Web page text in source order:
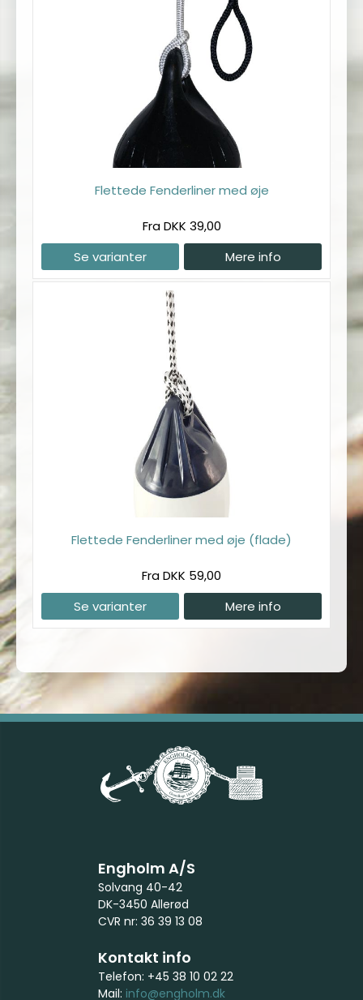
Flettede Fenderliner med øje
Fra DKK 39,00
Se varianter
Mere info
Flettede Fenderliner med øje (flade)
Fra DKK 59,00
Se varianter
Mere info
Engholm A/S
Solvang 40-42
DK-3450 Allerød
CVR nr: 36 39 13 08
Kontakt info
Telefon: +45 38 10 02 22
Mail: info@engholm.dk